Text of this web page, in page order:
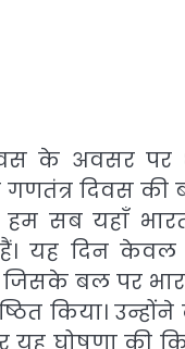
के अवसर पर
गणतंत्र दिवस की
हम सब यहाँ
हैं। यह दिन
जिसके बल पर
किया। उन्होंने